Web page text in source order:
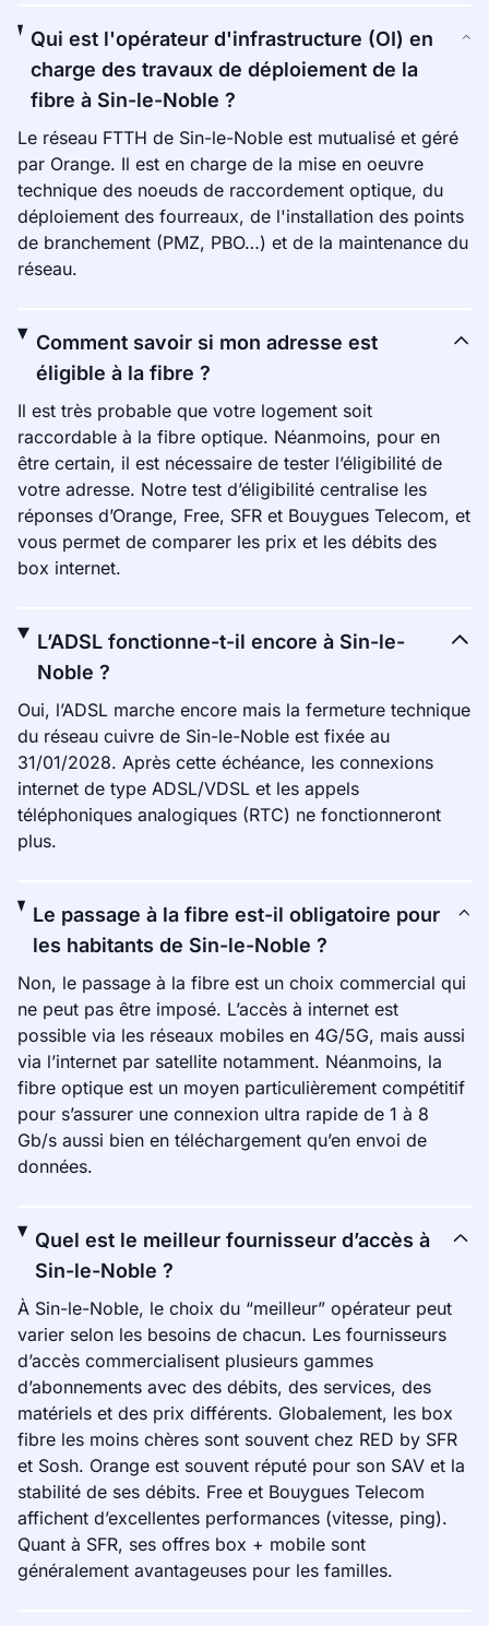
Qui est l'opérateur d'infrastructure (OI) en
charge des travaux de déploiement de la
fibre à Sin-le-Noble ?
Le réseau FTTH de Sin-le-Noble est mutualisé et géré
par Orange. Il est en charge de la mise en oeuvre
technique des noeuds de raccordement optique, du
déploiement des fourreaux, de l'installation des points
de branchement (PMZ, PBO…) et de la maintenance du
réseau.
Comment savoir si mon adresse est
éligible à la fibre ?
Il est très probable que votre logement soit
raccordable à la fibre optique. Néanmoins, pour en
être certain, il est nécessaire de tester l’éligibilité de
votre adresse. Notre test d’éligibilité centralise les
réponses d’Orange, Free, SFR et Bouygues Telecom, et
vous permet de comparer les prix et les débits des
box internet.
L’ADSL fonctionne-t-il encore à Sin-le-
Noble ?
Oui, l’ADSL marche encore mais la fermeture technique
du réseau cuivre de Sin-le-Noble est fixée au
31/01/2028. Après cette échéance, les connexions
internet de type ADSL/VDSL et les appels
téléphoniques analogiques (RTC) ne fonctionneront
plus.
Le passage à la fibre est-il obligatoire pour
les habitants de Sin-le-Noble ?
Non, le passage à la fibre est un choix commercial qui
ne peut pas être imposé. L’accès à internet est
possible via les réseaux mobiles en 4G/5G, mais aussi
via l’internet par satellite notamment. Néanmoins, la
fibre optique est un moyen particulièrement compétitif
pour s’assurer une connexion ultra rapide de 1 à 8
Gb/s aussi bien en téléchargement qu’en envoi de
données.
Quel est le meilleur fournisseur d’accès à
Sin-le-Noble ?
À Sin-le-Noble, le choix du “meilleur” opérateur peut
varier selon les besoins de chacun. Les fournisseurs
d’accès commercialisent plusieurs gammes
d’abonnements avec des débits, des services, des
matériels et des prix différents. Globalement, les box
fibre les moins chères sont souvent chez RED by SFR
et Sosh. Orange est souvent réputé pour son SAV et la
stabilité de ses débits. Free et Bouygues Telecom
affichent d’excellentes performances (vitesse, ping).
Quant à SFR, ses offres box + mobile sont
généralement avantageuses pour les familles.